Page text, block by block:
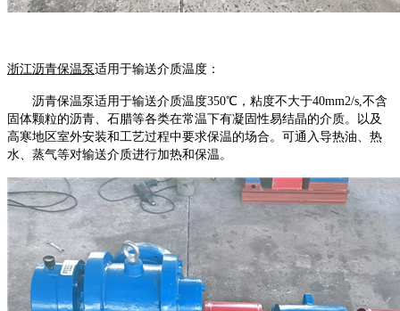
浙江沥青保温泵适用于输送介质温度 ：
沥青保温泵适用于输送介质温度350℃，粘度不大于40mm2/s,不含
固体颗粒的沥青、石腊等各类在常温下有凝固性易结晶的介质。以及
高寒地区室外安装和工艺过程中要求保温的场合。可通入导热油、热
水、蒸气等对输送介质进行加热和保温。